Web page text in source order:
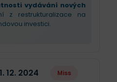
vydávání nových
z restrukturalizace na
investici.
12. 2024 Miss